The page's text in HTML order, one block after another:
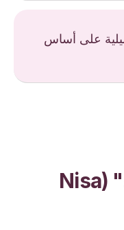
على أساس
من تخدم "بيوت نيساء" (Nisa